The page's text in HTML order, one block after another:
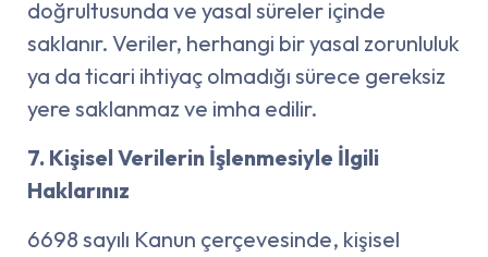
doğrultusunda ve yasal süreler içinde
saklanır. Veriler, herhangi bir yasal zorunluluk
ya da ticari ihtiyaç olmadığı sürece gereksiz
yere saklanmaz ve imha edilir.
7. Kişisel Verilerin İşlenmesiyle İlgili
Haklarınız
6698 sayılı Kanun çerçevesinde, kişisel